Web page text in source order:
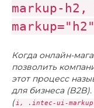
markup-
Когда онлайн-
позволить
этот процесс
для бизнеса (B2B).
(i, .intec-ui-